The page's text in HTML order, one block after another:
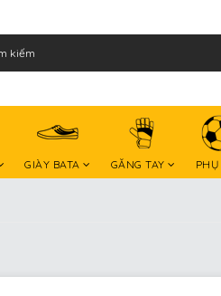
GIÀY BATA GĂNG TAY